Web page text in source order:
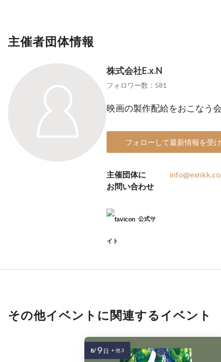
主催者団体情報
株式会社E.x.N
フォロワー数：581
映画の製作配給をおこなう
フォローして最新情報を受
主催団体に
お問い合わせ
公式サ
イト
その他イベントに関連するイベント
8/ 9 日 + 他 3